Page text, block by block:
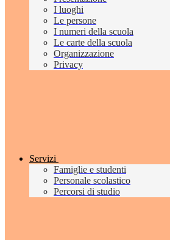
I luoghi
Le persone
I numeri della scuola
Le carte della scuola
Organizzazione
Privacy
Servizi
Famiglie e studenti
Personale scolastico
Percorsi di studio